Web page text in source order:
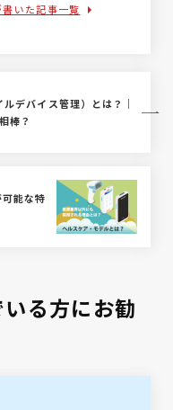
いた記事一覧
デバイス管理）とは？｜
棒？
能な特
る方にお勧